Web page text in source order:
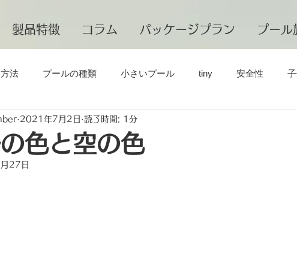
製品特徴 コラム パッケージプラン プール
法 プールの種類 小さいプール tiny 安全性
pool マスタープールビルダー
ープ
色と空の色
2021年7月2日 読了時間: 1分
27日